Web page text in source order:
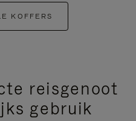
KOFFERS
reisgenoot
gebruik